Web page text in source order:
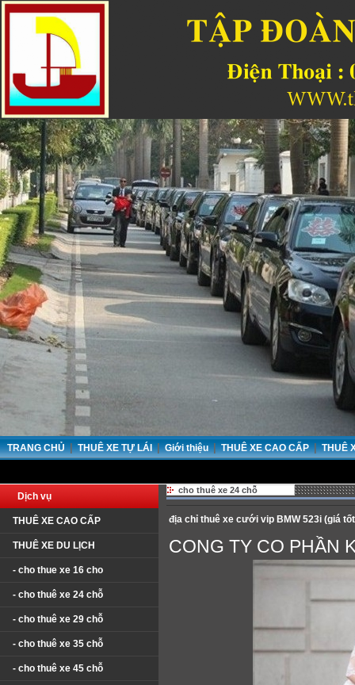
TRANG CHỦ | THUÊ XE TỰ LÁI | Giới thiệu | THUÊ XE CAO CẤP | THUÊ
Dịch vụ
THUÊ XE CAO CẤP
THUÊ XE DU LỊCH
- cho thue xe 16 cho
- cho thuê xe 24 chỗ
- cho thuê xe 29 chỗ
- cho thuê xe 35 chỗ
- cho thuê xe 45 chỗ
cho thuê xe 24 chỗ
địa chỉ thuê xe cưới vip BMW 523i (giá
CONG TY CO PHẦN